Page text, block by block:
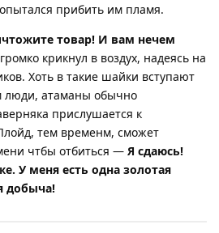
прибить им пламя.
товар! И вам нечем
крикнул в воздух, надеясь на
Хоть в такие шайки вступают
люди, атаманы обычно
прислушается к
тем временм, сможет
чтбы отбиться — Я сдаюсь!
У меня есть одна золотая
добыча!